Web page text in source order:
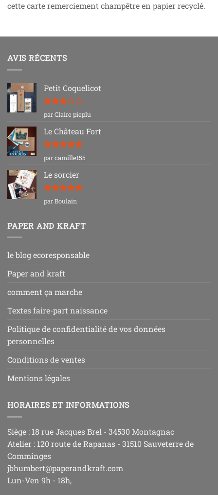
cette carte remerciement champêtre en papier recyclé.
AVIS RÉCENTS
Petit Coquelicot
Note3
sur 5
par Claire pieplu
Le Château Fort
Note5sur
5
par camille155
Le sorcier
Note5sur
5
par Boulain
PAPER AND KRAFT
le blog ecoresponsable
Paper and kraft
comment ça marche
Textes faire-part naissance
Politique de confidentialité de vos données
personnelles
Conditions de ventes
Mentions légales
HORAIRES ET INFORMATIONS
Siège : 18 rue Jacques Brel - 34530 Montagnac
Atelier : 120 route de Rapanas - 31510 Sauveterre de
Comminges
jbhumbert@paperandkraft.com
Lun-Ven 9h - 18h,